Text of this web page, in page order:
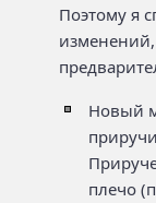
Поэтому я
Новый
плечо